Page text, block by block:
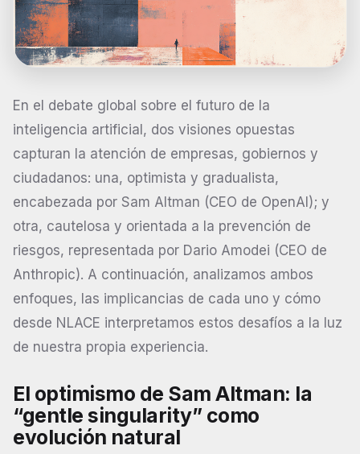
En el debate global sobre el futuro de la
inteligencia artificial, dos visiones opuestas
capturan la atención de empresas, gobiernos y
ciudadanos: una, optimista y gradualista,
encabezada por Sam Altman (CEO de OpenAI); y
otra, cautelosa y orientada a la prevención de
riesgos, representada por Dario Amodei (CEO de
Anthropic). A continuación, analizamos ambos
enfoques, las implicancias de cada uno y cómo
desde NLACE interpretamos estos desafíos a la luz
de nuestra propia experiencia.
El optimismo de Sam Altman: la
“gentle singularity” como
evolución natural